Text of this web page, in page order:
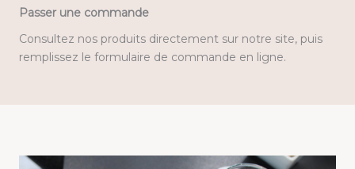
Passer une commande
Consultez nos produits directement sur notre site, puis
remplissez le formulaire de commande en ligne.